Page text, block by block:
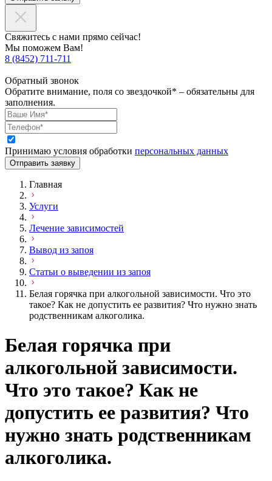
Свяжитесь с нами прямо сейчас!
Мы поможем Вам!
8 (8452) 711-711
Обратный звонок
Обратите внимание, поля со звездочкой* – обязательны для
заполнения.
Принимаю условия обработки персональных данных
Отправить заявку
Главная
Услуги
Лечение зависимостей
Вывод из запоя
Статьи о выведении из запоя
Белая горячка при алкогольной зависимости. Что это
такое? Как не допустить ее развития? Что нужно знать
родственникам алкоголика.
Белая горячка при
алкогольной зависимости.
Что это такое? Как не
допустить ее развития? Что
нужно знать родственникам
алкоголика.